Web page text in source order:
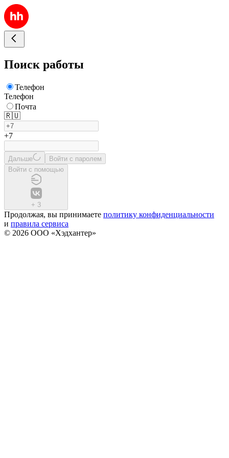
Поиск работы
Телефон
Телефон
Почта
🇷🇺
+7
Дальше
Войти с паролем
Войти с помощью
+ 3
Продолжая, вы принимаете политику конфиденциальности
и правила сервиса
© 2026 ООО «Хэдхантер»